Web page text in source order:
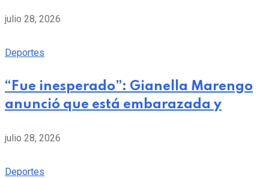
julio 28, 2026
Deportes
“Fue inesperado”: Gianella Marengo
anunció que está embarazada y
julio 28, 2026
Deportes